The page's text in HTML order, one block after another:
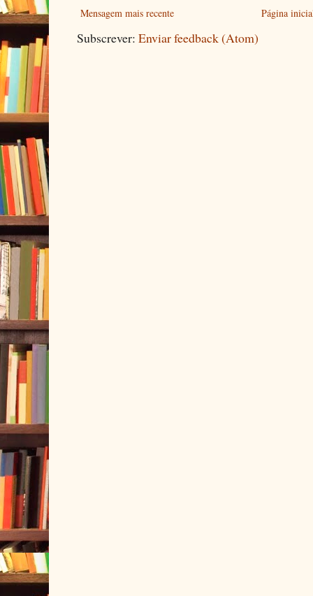
Mensagem mais recente Página
Subscrever: Enviar feedback (Atom)